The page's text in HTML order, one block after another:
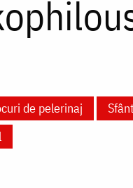
de pelerinaj